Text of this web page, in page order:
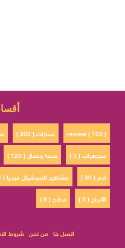
سيارات ( 203 )
review ( 103 )
صحة وجمال ( 123 )
مجوهرات ( 5 )
مشاهير السوشيال ميديا ( 4 )
ادم ( 30 )
مطبخ ( 6 )
الأبراج ( 0 )
شروط من نحن اتصل بنا